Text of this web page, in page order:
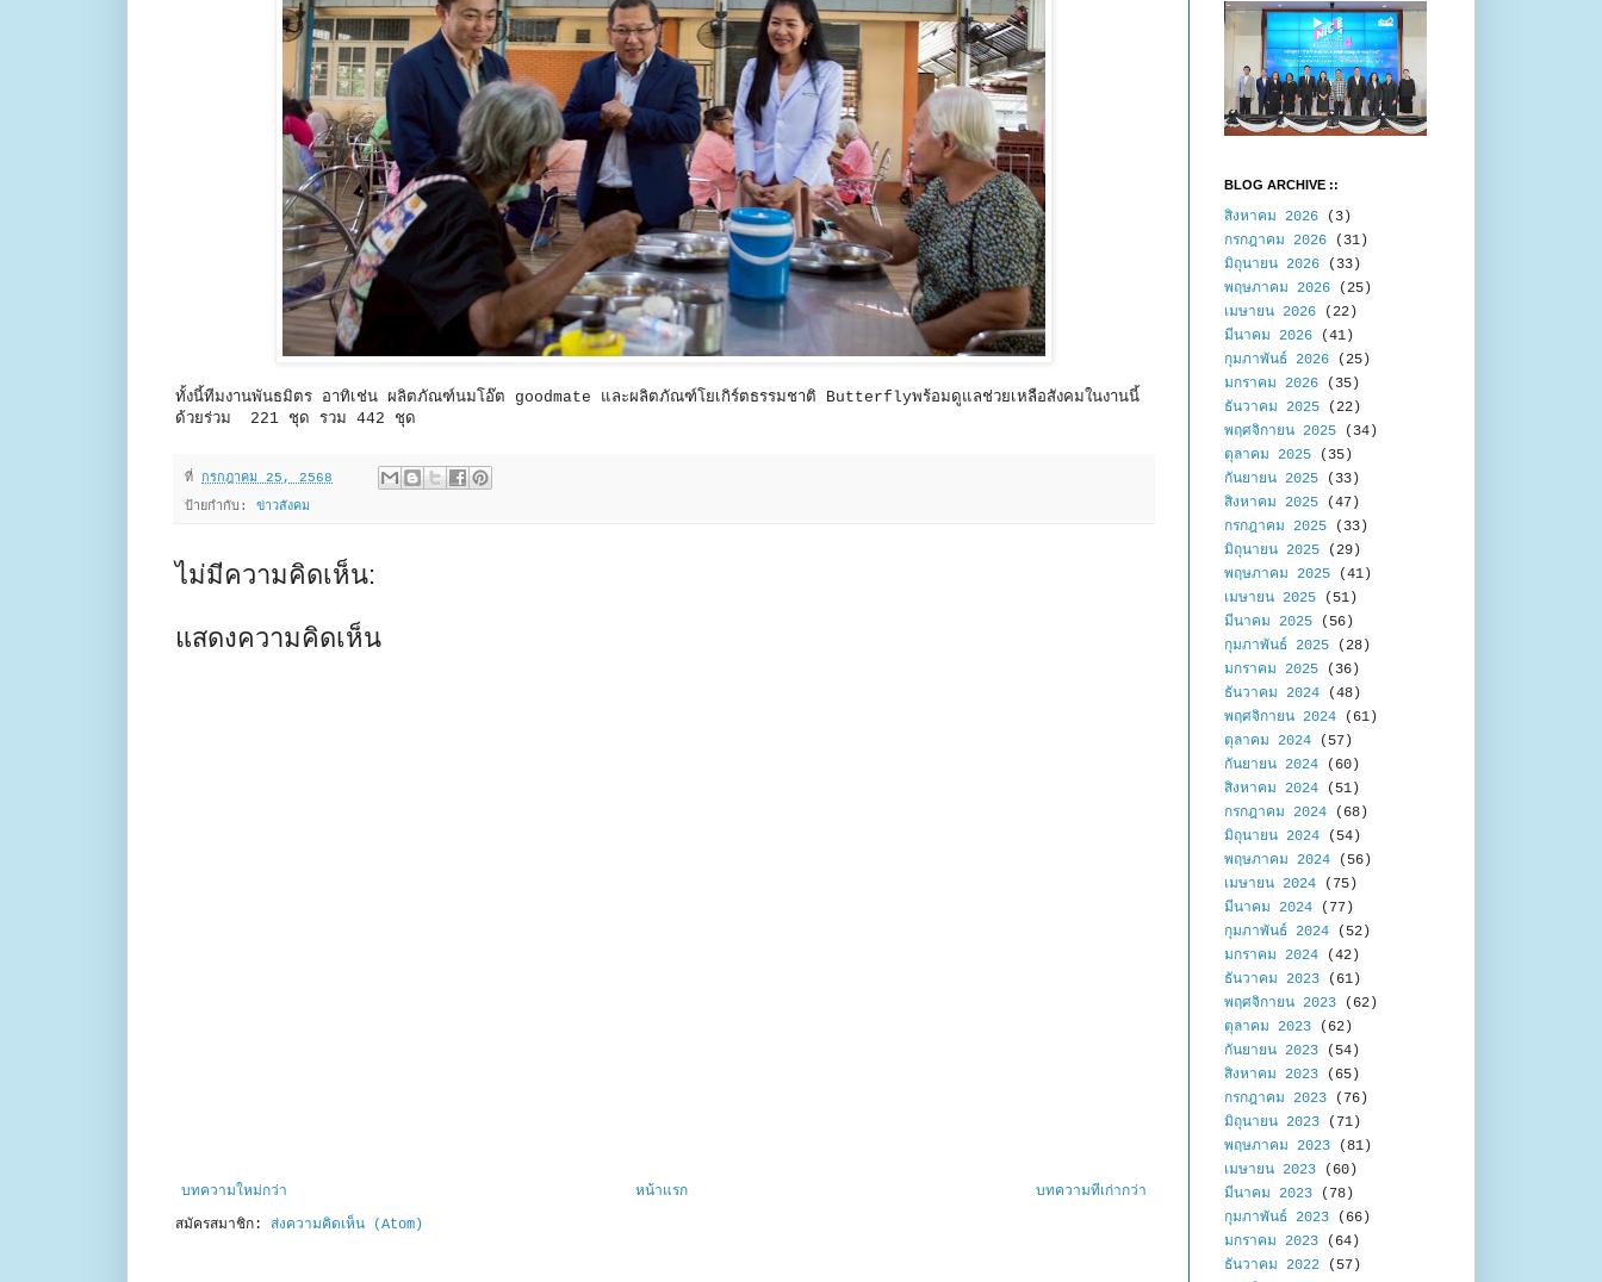
ทั้งนี้ทีมงานพันธมิตร อาทิเช่น ผลิตภัณฑ์นมโอ๊ต goodmate และผลิตภัณฑ์โยเกิร์ตธรรมชาติ Butterflyพร้อมดูแลช่วยเหลือสังคมในงานนี้
ด้วยร่วม 221 ชุด รวม 442 ชุด
ที่ กรกฎาคม 25, 2568
ป้ายกำกับ: ข่าวสังคม
ไม่มีความคิดเห็น:
แสดงความคิดเห็น
บทความใหม่กว่า บทความที่เก่ากว่า
หน้าแรก
สมัครสมาชิก: ส่งความคิดเห็น (Atom)
BLOG ARCHIVE ::
สิงหาคม 2026 (3)
กรกฎาคม 2026 (31)
มิถุนายน 2026 (33)
พฤษภาคม 2026 (25)
เมษายน 2026 (22)
มีนาคม 2026 (41)
กุมภาพันธ์ 2026 (25)
มกราคม 2026 (35)
ธันวาคม 2025 (22)
พฤศจิกายน 2025 (34)
ตุลาคม 2025 (35)
กันยายน 2025 (33)
สิงหาคม 2025 (47)
กรกฎาคม 2025 (33)
มิถุนายน 2025 (29)
พฤษภาคม 2025 (41)
เมษายน 2025 (51)
มีนาคม 2025 (56)
กุมภาพันธ์ 2025 (28)
มกราคม 2025 (36)
ธันวาคม 2024 (48)
พฤศจิกายน 2024 (61)
ตุลาคม 2024 (57)
กันยายน 2024 (60)
สิงหาคม 2024 (51)
กรกฎาคม 2024 (68)
มิถุนายน 2024 (54)
พฤษภาคม 2024 (56)
เมษายน 2024 (75)
มีนาคม 2024 (77)
กุมภาพันธ์ 2024 (52)
มกราคม 2024 (42)
ธันวาคม 2023 (61)
พฤศจิกายน 2023 (62)
ตุลาคม 2023 (62)
กันยายน 2023 (54)
สิงหาคม 2023 (65)
กรกฎาคม 2023 (76)
มิถุนายน 2023 (71)
พฤษภาคม 2023 (81)
เมษายน 2023 (60)
มีนาคม 2023 (78)
กุมภาพันธ์ 2023 (66)
มกราคม 2023 (64)
ธันวาคม 2022 (57)